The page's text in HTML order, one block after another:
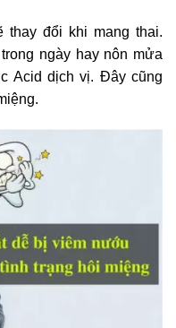
thay đổi khi mang thai.
ngày hay nôn mửa
Acid dịch vị. Đây cũng